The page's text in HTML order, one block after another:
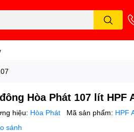
Hòa Phát 107 lít HPF
hiệu: Hòa Phát Mã sản phẩm: HPF
sánh